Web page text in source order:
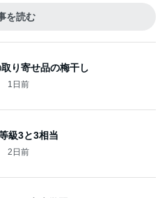
を読む
り寄せ品の梅干し
1日前
級3と3相当
2日前